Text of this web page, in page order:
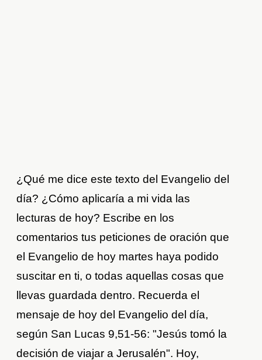
¿Qué me dice este texto del Evangelio del
día? ¿Cómo aplicaría a mi vida las
lecturas de hoy? Escribe en los
comentarios tus peticiones de oración que
el Evangelio de hoy martes haya podido
suscitar en ti, o todas aquellas cosas que
llevas guardada dentro. Recuerda el
mensaje de hoy del Evangelio del día,
según San Lucas 9,51-56: "Jesús tomó la
decisión de viajar a Jerusalén". Hoy,